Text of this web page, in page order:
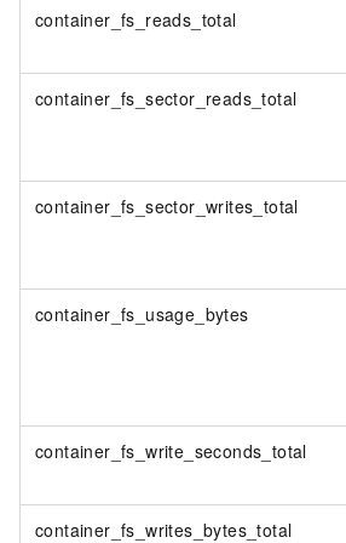
container_fs_reads_total
container_fs_sector_reads_total
container_fs_sector_writes_total
container_fs_usage_bytes
container_fs_write_seconds_total
container_fs_writes_bytes_total